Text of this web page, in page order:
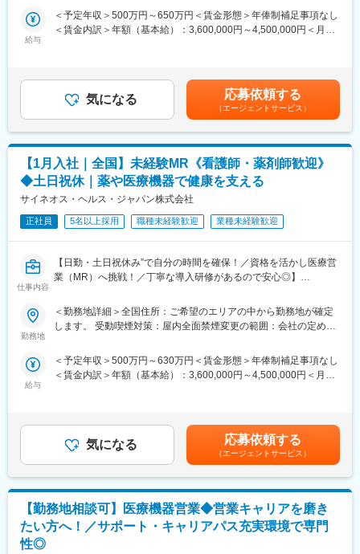
ます。
これまでの経験を活かして新たなフィールドで活躍したい方を歓
■夜勤なし！日勤・土日祝休みで働き方改善・ワークライフバラン
スの両立が叶う！
■明確な評価制度あり！自身の成果や頑張りが客観的に評価され、
年収に反映されます。また、在籍年数が増えると永年勤続報奨金
や四半期一時金などの手当もアップします。つまり、やりがいや
努力がきちんと報われる報酬制度になっています。
《丁寧な研修・支援体制で成長を応援！》
入社後は2カ月間の研修制度がありますので、未経験の方も安心し
てご応募ください！同期社員と一緒に集中的に研修を行い、その
また、配属後も一人ひとりの知識とスキルレベルを上げるために
様々な研修をご用意しています。
《あなたの想いを実現する豊富なキャリアプランとサポート体
制！》
社部門（マネージャー、研修部門など）へのキャリアチェンジ」
など幅広いキャリアプランがあります。また、弊社のマネージャ
将来のキャリアに関してサポートをしていきます。
《職種に関して》
■MRとは主に医師や薬剤師等へ、担当製品の情報提供を行いま
す。担当施設の患者様に応じた情報提供や、担当製品の処方後の
情報収集を行います。
変更の範囲：会社の定める業務
給与
＜予定年収＞500万円～650万円＜賃金形態＞年俸制補足事項なし
＜賃金内訳＞年額（基本給）：3,600,000円～4,500,000円＜月額
動・四半期一時金：10万円（四半期に1回、10万円程度支給）※た
だし支給条件有。他、永続勤務報奨金（3年勤務5万円支給、5年
勤務10万円…）ございます。賃金はあくまでも目安の金額であ
り、選考を通じて上下する可能性があります。月給(月額)は固定手
当を含めた表記です。
気になる 応募依頼する
（エージェントサービス）
【1月入社｜全国】未経験MR《看護師・薬剤師歓迎》
◆土日祝休｜薬や医療機器で健康を支える
サイネオス・ヘルス・ジャパン株式会社
正社員 5名以上採用 職種未経験歓迎 業種未経験歓迎
仕事内容
【日勤・土日祝休み”で自分の時間を確保！／資格を活かし医療営
業（MR）へ挑戦！／丁寧な導入研修があるので安心◎】
《資格と想いがあれば活躍できる！》
「誰かのためになる仕事がしたい」「社会貢献につながる仕事を
ます。
これまでの経験を活かして新たなフィールドで活躍したい方を歓
■夜勤なし！日勤・土日祝休みで働き方改善・ワークライフバラン
スの両立が叶う！
■明確な評価制度あり！自身の成果や頑張りが客観的に評価され、
年収に反映されます。また、在籍年数が増えると永年勤続報奨金
や四半期一時金などの手当もアップします。つまり、やりがいや
努力がきちんと報われる報酬制度になっています。
勤務地
＜勤務地詳細＞全国住所：ご希望のエリアの中から勤務地が確定
します。 受動喫煙対策：屋内全面禁煙変更の範囲：会社の定める
給与
＜予定年収＞500万円～630万円＜賃金形態＞年俸制補足事項なし
＜賃金内訳＞年額（基本給）：3,600,000円～4,500,000円＜月額
四半期一時金：10万円（四半期に1回、10万円程度支給）※ただし
支給条件有。他、永続勤務報奨金（3年勤務5万円支給、5年勤務
10万円…）ございます。賃金はあくまでも目安の金額であり、選
考を通じて上下する可能性があります。月給(月額)は固定手当を含
めた表記です。
気になる 応募依頼する
（エージェントサービス）
【勤務地相談可】医療機器営業◆営業キャリアを磨き
たい方へ！／サポート・キャリアパス充実環境で専門
性◎